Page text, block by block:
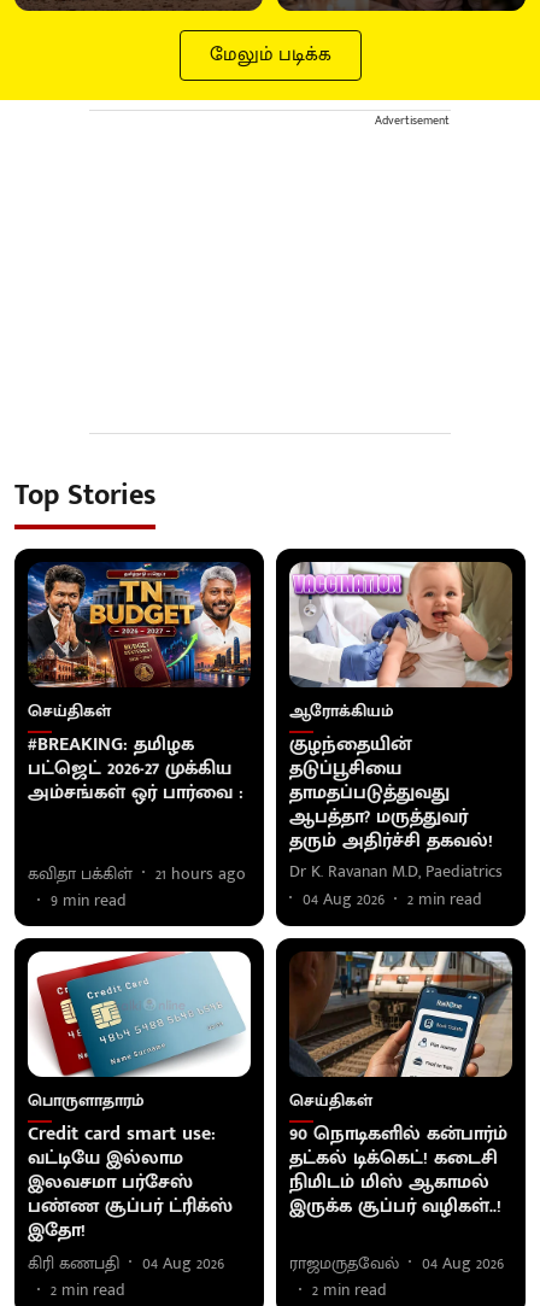
மேலும் படிக்க
Advertisement
Top Stories
செய்திகள்
#BREAKING: தமிழக
பட்ஜெட் 2026-27 முக்கிய
அம்சங்கள் ஒர் பார்வை :
கவிதா பக்கிள்
21 hours ago
9 min read
ஆரோக்கியம்
குழந்தையின்
தடுப்பூசியை
தாமதப்படுத்துவது
ஆபத்தா? மருத்துவர்
தரும் அதிர்ச்சி தகவல்!
Dr K. Ravanan M.D, Paediatrics
04 Aug 2026
2 min read
பொருளாதாரம்
Credit card smart use:
வட்டியே இல்லாம
இலவசமா பர்சேஸ்
பண்ண சூப்பர் ட்ரிக்ஸ்
இதோ!
கிரி கணபதி
04 Aug 2026
2 min read
செய்திகள்
90 நொடிகளில் கன்பார்ம்
தட்கல் டிக்கெட்! கடைசி
நிமிடம் மிஸ் ஆகாமல்
இருக்க சூப்பர் வழிகள்..!
ராஜமருதவேல்
04 Aug 2026
2 min read